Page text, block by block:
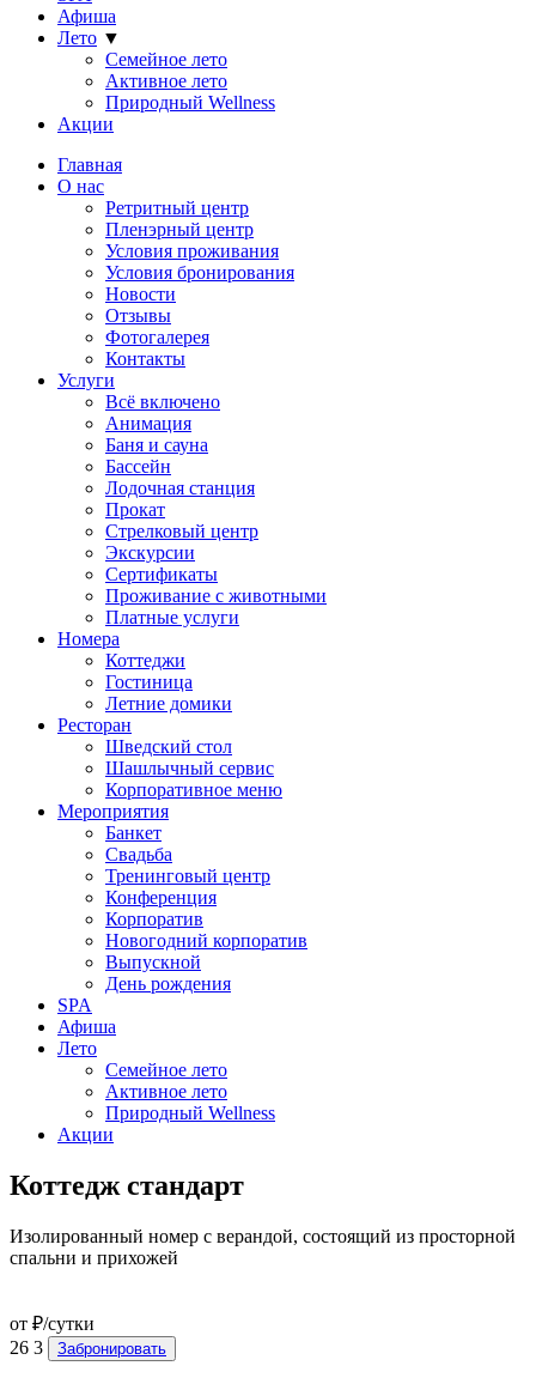
Афиша
Лето ▼
Семейное лето
Активное лето
Природный Wellness
Акции
Главная
О нас
Ретритный центр
Пленэрный центр
Условия проживания
Условия бронирования
Новости
Отзывы
Фотогалерея
Контакты
Услуги
Всё включено
Анимация
Баня и сауна
Бассейн
Лодочная станция
Прокат
Стрелковый центр
Экскурсии
Сертификаты
Проживание с животными
Платные услуги
Номера
Коттеджи
Гостиница
Летние домики
Ресторан
Шведский стол
Шашлычный сервис
Корпоративное меню
Мероприятия
Банкет
Свадьба
Тренинговый центр
Конференция
Корпоратив
Новогодний корпоратив
Выпускной
День рождения
SPA
Афиша
Лето
Семейное лето
Активное лето
Природный Wellness
Акции
Коттедж стандарт
Изолированный номер с верандой, состоящий из просторной
спальни и прихожей
от ₽/сутки
26 3 Забронировать